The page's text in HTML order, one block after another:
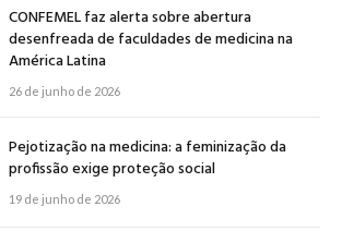
CONFEMEL faz alerta sobre abertura
desenfreada de faculdades de medicina na
América Latina
26 de junho de 2026
Pejotização na medicina: a feminização da
profissão exige proteção social
19 de junho de 2026